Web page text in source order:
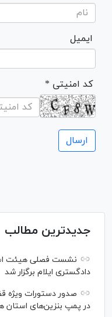
ایمیل
* کد امنیتی
جدیدترین مطالب
نشست فصلی هیئت
دادگستری ایلام برگزار شد
صدور دستورات ویژه
در پمپ بنزین‌های استان